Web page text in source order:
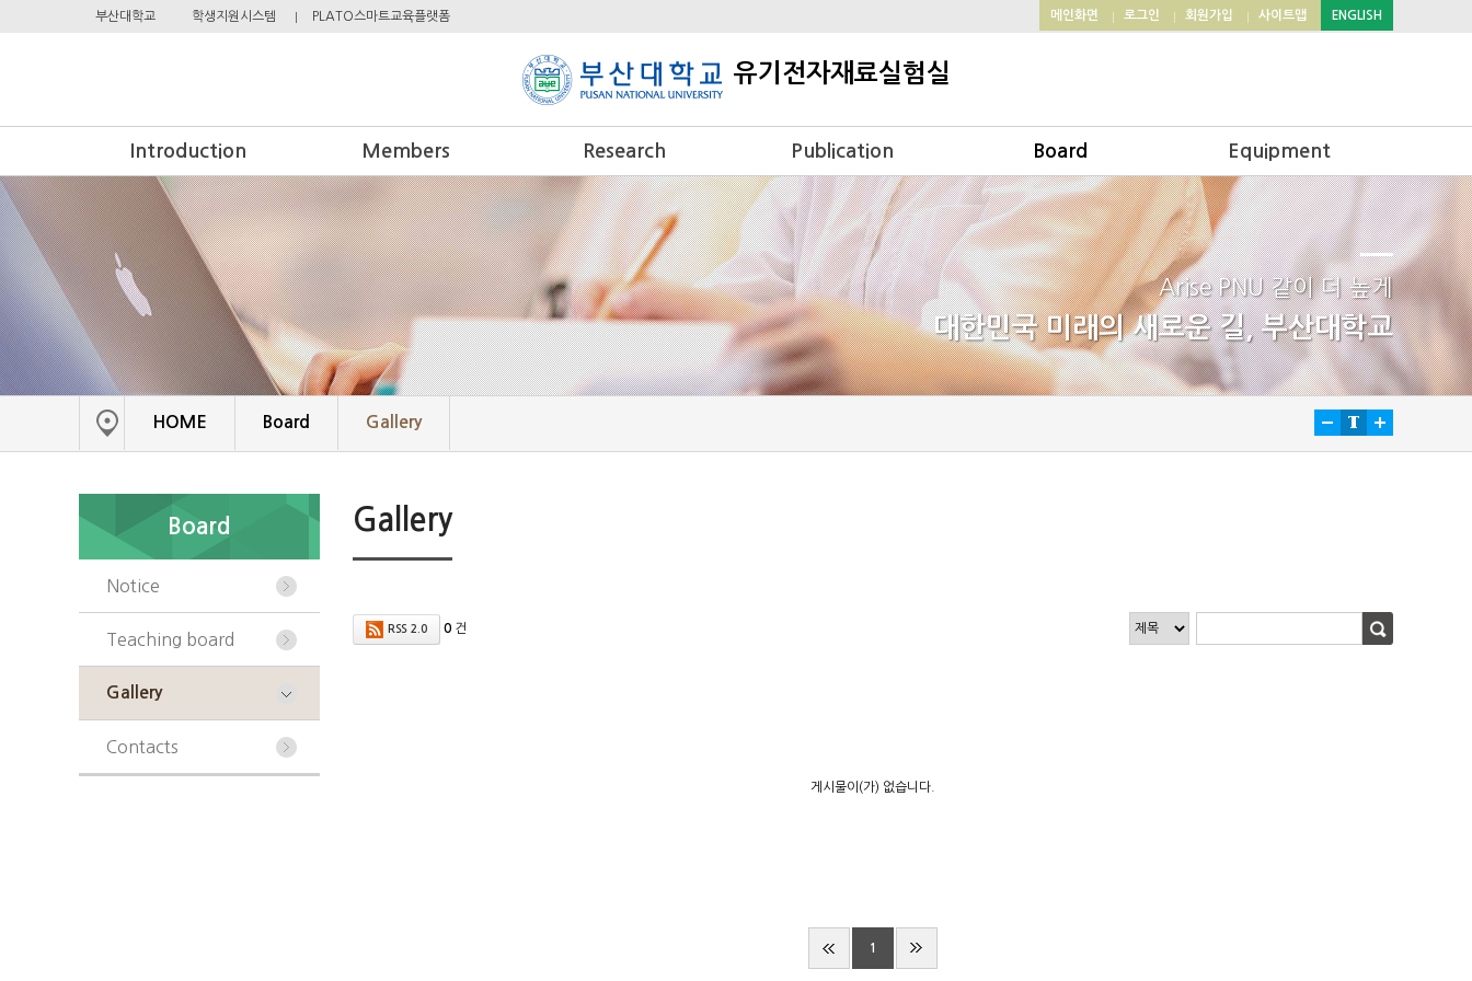
유기전자재료실험실
부산대학교 학생지원시스템 PLATO스마트교육플랫폼 메인화면 로그인 회원가입 사이트맵 ENGLISH
Introduction
Introduction
Members
Professor
Members
Alumni
Research
Research
Publication
Publication
Cover
Patents
Board
Notice
Teaching board
Gallery
Contacts
Equipment
chemical room
device room
analysis room
Arise PNU 같이 더 높게
대한민국 미래의 새로운 길, 부산대학교
HOME Board Gallery
Board
Notice
Teaching board
Gallery
Contacts
Gallery
RSS 2.0 0건
게시물이(가) 없습니다.
1